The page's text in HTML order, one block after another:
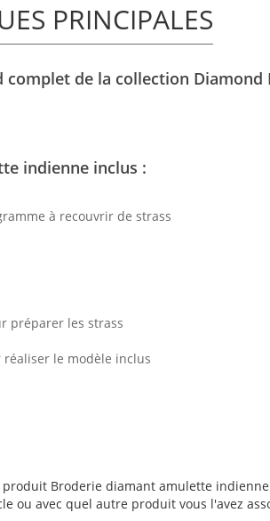
PRINCIPALES
de la collection Diamond
indienne inclus :
à recouvrir de strass
préparer les strass
le modèle inclus
produit Broderie diamant amulette
ou avec quel autre produit vous l'avez